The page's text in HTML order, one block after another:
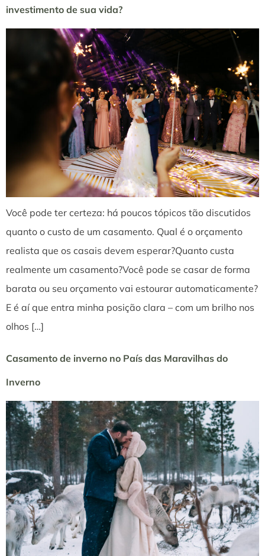
investimento de sua vida?
Você pode ter certeza: há poucos tópicos tão discutidos
quanto o custo de um casamento. Qual é o orçamento
realista que os casais devem esperar?Quanto custa
realmente um casamento?Você pode se casar de forma
barata ou seu orçamento vai estourar automaticamente?
E é aí que entra minha posição clara – com um brilho nos
olhos […]
Casamento de inverno no País das Maravilhas do
Inverno